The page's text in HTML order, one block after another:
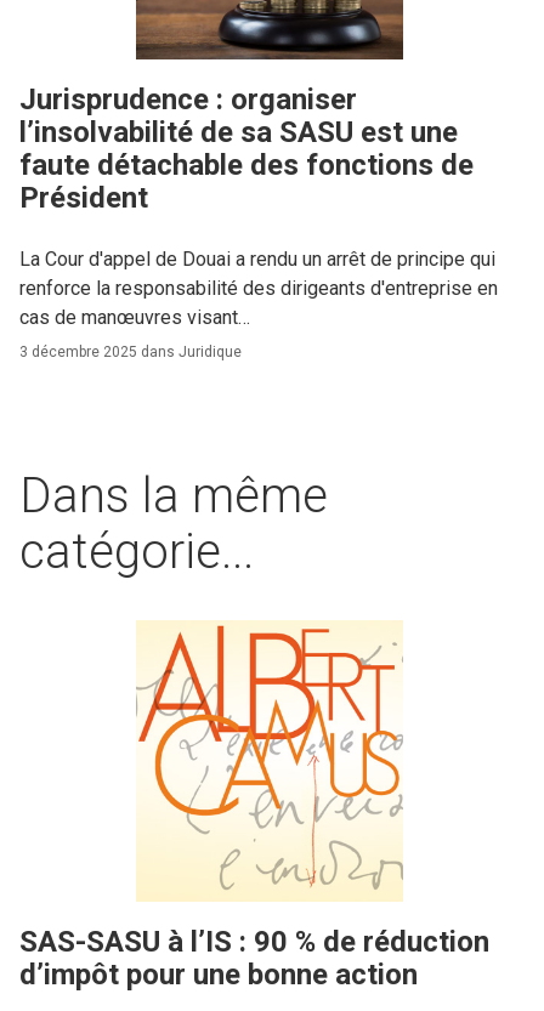
Jurisprudence : organiser
l’insolvabilité de sa SASU est une
faute détachable des fonctions de
Président
La Cour d'appel de Douai a rendu un arrêt de principe qui
renforce la responsabilité des dirigeants d'entreprise en
cas de manœuvres visant…
3 décembre 2025 dans Juridique
Dans la même
catégorie...
SAS-SASU à l’IS : 90 % de réduction
d’impôt pour une bonne action